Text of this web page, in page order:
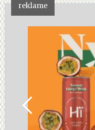
reklame